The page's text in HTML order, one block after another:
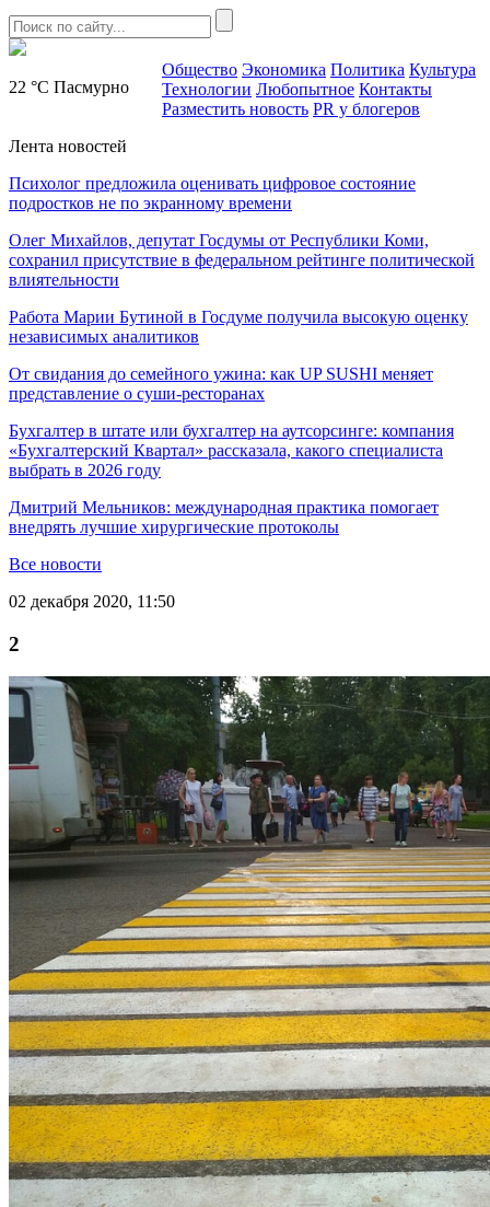
22 °C Пасмурно
Общество Экономика Политика Культура
Технологии Любопытное Контакты
Разместить новость PR у блогеров
Лента новостей
Психолог предложила оценивать цифровое состояние
подростков не по экранному времени
Олег Михайлов, депутат Госдумы от Республики Коми,
сохранил присутствие в федеральном рейтинге политической
влиятельности
Работа Марии Бутиной в Госдуме получила высокую оценку
независимых аналитиков
От свидания до семейного ужина: как UP SUSHI меняет
представление о суши-ресторанах
Бухгалтер в штате или бухгалтер на аутсорсинге: компания
«Бухгалтерский Квартал» рассказала, какого специалиста
выбрать в 2026 году
Дмитрий Мельников: международная практика помогает
внедрять лучшие хирургические протоколы
Все новости
02 декабря 2020, 11:50
2